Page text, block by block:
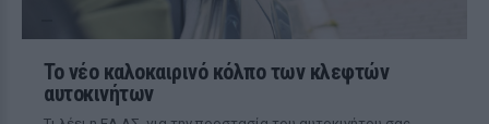
Το νέο καλοκαιρινό κόλπο των κλεφτών
αυτοκινήτων